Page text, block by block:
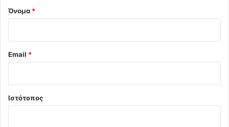
Όνομα *
Email *
Ιστότοπος